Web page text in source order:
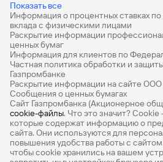
Показать все
Дебетовые карты с бесплатным
Все накопительные счета
Банковские вклады на 3 месяца
Вклады с высоким процентом
Калькулятор вкладов
Виртуальные карты
Премиум
Информация о процентных ставках по
вклада с физическими лицами
Раскрытие информации
ценных бумаг
Информация для клиентов по
Частная политика обработки и
Газпромбанке
Раскрытие информации на сайте
Сообщения о ценных бумагах
Сайт Газпромбанка (Акционерное
cookie-файлы. Что это значит?
которые содержат информацию о
сайта. Они используются для
повышения удобства работы с
чтобы сookie хранились на вашем